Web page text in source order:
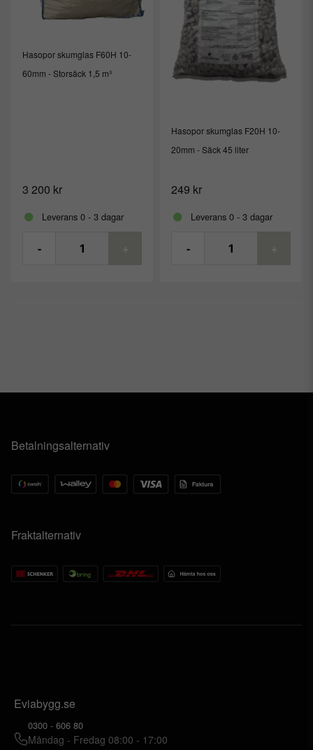
Skicka fråga
Hasopor skumglas F60H 10-
60mm - Storsäck 1,5 m³
3 200 kr
Leverans 0 - 3 dagar
- +
Hasopor skumglas F20H 10-
20mm - Säck 45 liter
249 kr
Leverans 0 - 3 dagar
- +
Betalningsalternativ
Fraktalternativ
Eviabygg.se
0300 - 606 80
Måndag - Fredag 08:00 - 17:00